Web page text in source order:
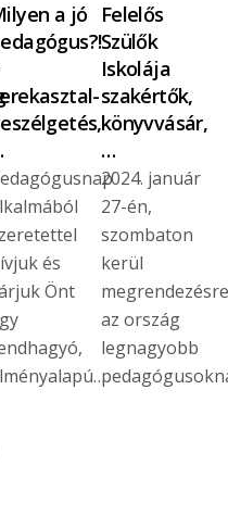
a jó
és
Önt
Felelős
Szülők
Iskolája
szakértők,
könyvvásár,
…
2024. január
27-én,
szombaton
kerül
megrendezésre
az ország
legnagyobb